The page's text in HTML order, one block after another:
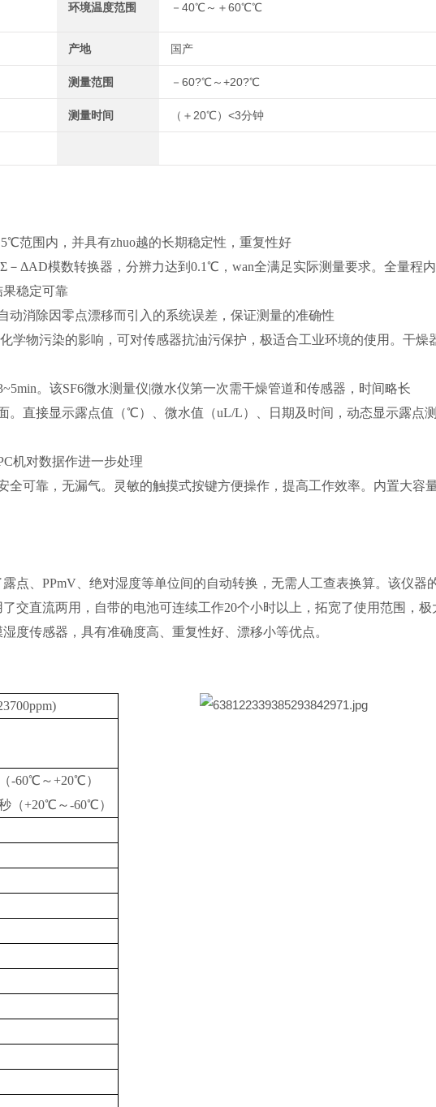
环境温度范围 －40℃～＋60℃℃
产地 国产
测量范围 －60?℃～+20?℃
测量时间 （＋20℃）<3分钟
范围内，并具有zhuo越的长期稳定性，重复性好
－ΔAD模数转换器，分辨力达到0.1℃，wan全满足实际测量要求。全量程
稳定可靠
消除因零点漂移而引入的系统误差，保证测量的准确性
学物污染的影响，可对传感器抗油污保护，极适合工业环境的使用。干燥
。该SF6微水测量仪|微水仪第一次需干燥管道和传感器，时间略长
。直接显示露点值（℃）、微水值（uL/L）、日期及时间，动态显示露点
机对数据作进一步处理
可靠，无漏气。灵敏的触摸式按键方便操作，提高工作效率。内置大容
点、PPmV、绝对湿度等单位间的自动转换，无需人工查表换算。该仪器
交直流两用，自带的电池可连续工作20个小时以上，拓宽了使用范围，极
度传感器，具有准确度高、重复性好、漂移小等优点。
-60℃～+20℃）
（+20℃～-60℃）